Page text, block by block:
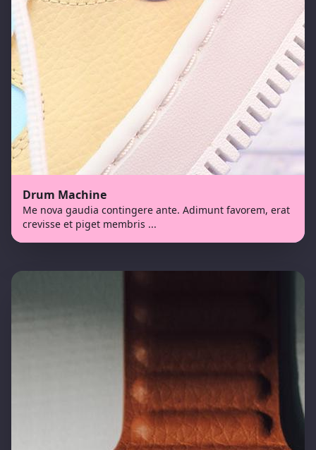
Drum Machine
Me nova gaudia contingere ante. Adimunt favorem, erat
crevisse et piget membris ...